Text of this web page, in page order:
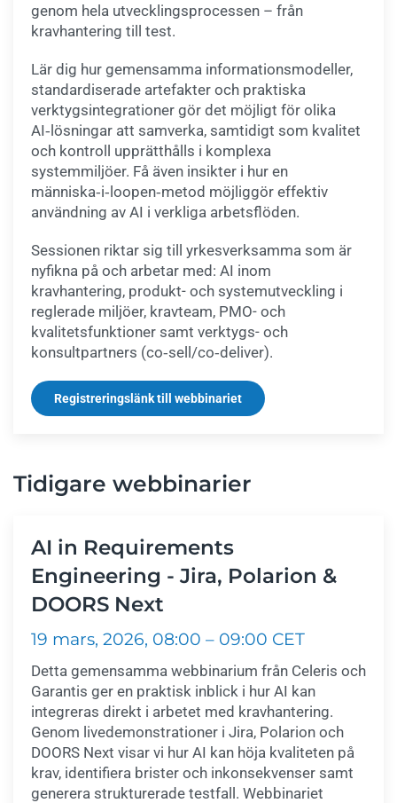
genom hela utvecklingsprocessen – från
kravhantering till test.
Lär dig hur gemensamma informationsmodeller,
standardiserade artefakter och praktiska
verktygsintegrationer gör det möjligt för olika
AI‑lösningar att samverka, samtidigt som kvalitet
och kontroll upprätthålls i komplexa
systemmiljöer. Få även insikter i hur en
människa‑i‑loopen‑metod möjliggör effektiv
användning av AI i verkliga arbetsflöden.
Sessionen riktar sig till yrkesverksamma som är
nyfikna på och arbetar med: AI inom
kravhantering, produkt- och systemutveckling i
reglerade miljöer, kravteam, PMO- och
kvalitetsfunktioner samt verktygs- och
konsultpartners (co‑sell/co‑deliver).
Registreringslänk till webbinariet
Tidigare webbinarier
AI in Requirements
Engineering - Jira, Polarion &
DOORS Next
19 mars, 2026, 08:00 – 09:00 CET
Detta gemensamma webbinarium från Celeris och
Garantis ger en praktisk inblick i hur AI kan
integreras direkt i arbetet med kravhantering.
Genom livedemonstrationer i Jira, Polarion och
DOORS Next visar vi hur AI kan höja kvaliteten på
krav, identifiera brister och inkonsekvenser samt
generera strukturerade testfall. Webbinariet